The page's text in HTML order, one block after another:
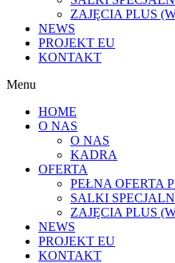
ZAJĘCIA PLUS
NEWS
PROJEKT EU
KONTAKT
Menu
HOME
O NAS
O NAS
KADRA
OFERTA
PEŁNA OFERTA
SALKI
ZAJĘCIA PLUS
NEWS
PROJEKT EU
KONTAKT